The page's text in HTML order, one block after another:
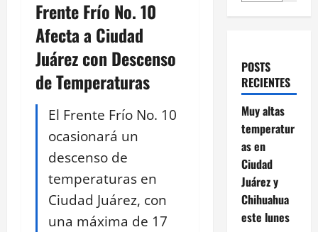
Frente Frío No. 10
Afecta a Ciudad
Juárez con Descenso
de Temperaturas
El Frente Frío No. 10
ocasionará un
descenso de
temperaturas en
Ciudad Juárez, con
una máxima de 17
POSTS
RECIENTES
Muy altas
temperatur
as en
Ciudad
Juárez y
Chihuahua
este lunes